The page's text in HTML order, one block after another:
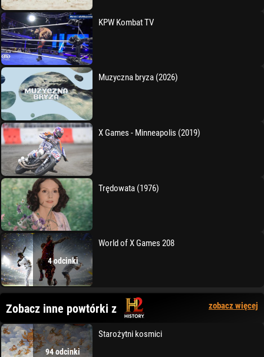
KPW Kombat TV
Muzyczna bryza (2026)
X Games - Minneapolis (2019)
Trędowata (1976)
4 odcinki
World of X Games 208
Zobacz inne powtórki z zobacz więcej
94 odcinki
Starożytni kosmici